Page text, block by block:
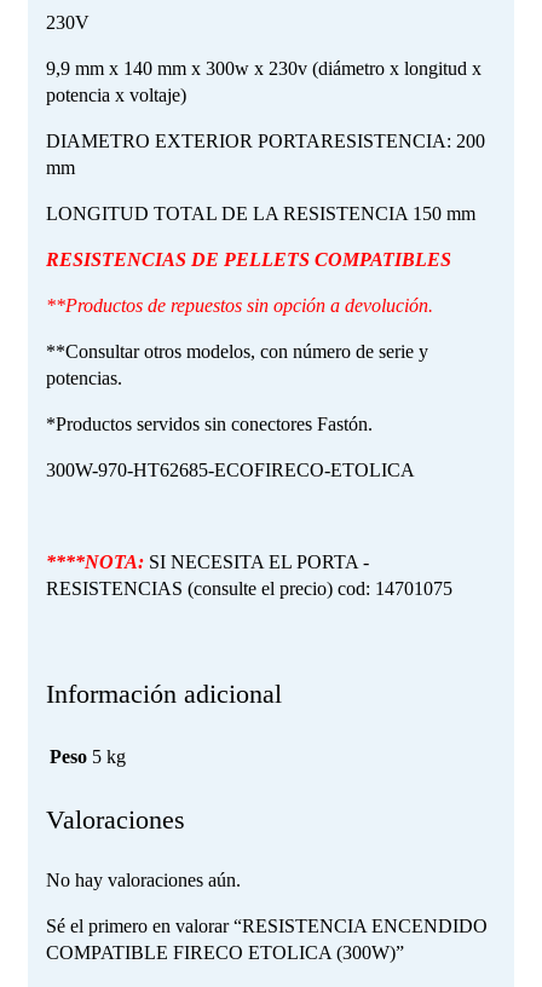
230V
9,9 mm x 140 mm x 300w x 230v (diámetro x longitud x
potencia x voltaje)
DIAMETRO EXTERIOR PORTARESISTENCIA: 200
mm
LONGITUD TOTAL DE LA RESISTENCIA 150 mm
RESISTENCIAS DE PELLETS COMPATIBLES
**Productos de repuestos sin opción a devolución.
**Consultar otros modelos, con número de serie y
potencias.
*Productos servidos sin conectores Fastón.
300W-970-HT62685-ECOFIRECO-ETOLICA
****NOTA: SI NECESITA EL PORTA -
RESISTENCIAS (consulte el precio) cod: 14701075
Información adicional
Peso 5 kg
Valoraciones
No hay valoraciones aún.
Sé el primero en valorar “RESISTENCIA ENCENDIDO
COMPATIBLE FIRECO ETOLICA (300W)”